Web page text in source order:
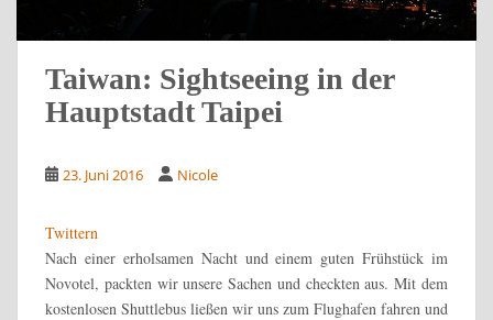
Taiwan: Sightseeing in der
Hauptstadt Taipei
23. Juni 2016 Nicole
Twittern
Nach einer erholsamen Nacht und einem guten Frühstück im
Novotel, packten wir unsere Sachen und checkten aus. Mit dem
kostenlosen Shuttlebus ließen wir uns zum Flughafen fahren und